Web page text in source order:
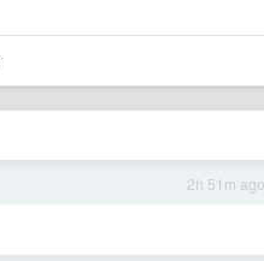
2h 51m ago